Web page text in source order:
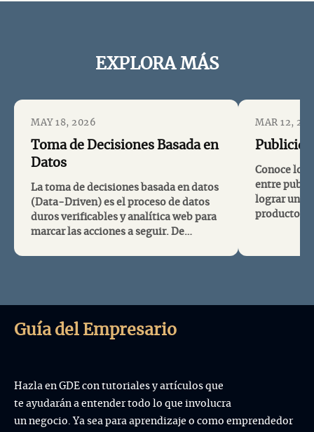
EXPLORA MÁS
MAY 18, 2026
Toma de Decisiones Basada en
Datos
La toma de decisiones basada en datos
(Data-Driven) es el proceso de datos
duros verificables y analítica web para
marcar las acciones a seguir. De
HIPPO (...
MAR 12,
Conoce los
entre
lograr una
productos
estrategias
Guía del Empresario
Hazla en GDE con tutoriales y artículos que
te ayudarán a entender todo lo que involucra
un negocio. Ya sea para aprendizaje o como emprendedor